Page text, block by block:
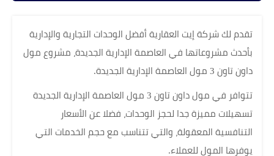
تقدم لك شركة إيت العقارية أفضل الوحدات التجارية والإدارية
بأحدث مشروعاتها في العاصمة الإدارية الجديدة، مشروع مول
داون تاون 3 مول العاصمة الإدارية الجديدة.
تتوافر في مول داون تاون 3 مول العاصمة الإدارية الجديدة
تسهيلات مميزة جدا لحجز الوحدات، فضلا عن الأسعار
التنافسية المعقولة، والتي تتناسب مع حجم الخدمات التي
يوفرها المول للعملاء.